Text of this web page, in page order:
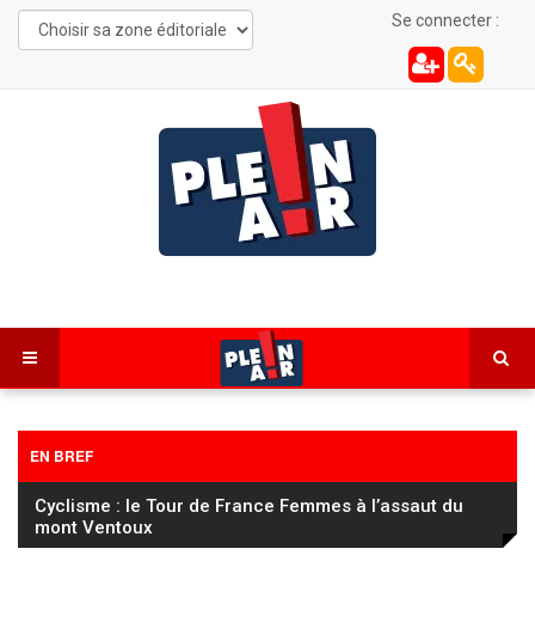
Se connecter :
EN BREF
Cyclisme : le Tour de France Femmes à l’assaut du
mont Ventoux